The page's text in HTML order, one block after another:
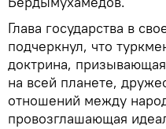
Глава государства в
подчеркнул, что
доктрина,
на всей планете,
отношений между
провозглашающая